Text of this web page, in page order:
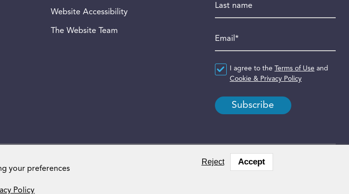
Website Accessibility
The Website Team
Agreement*
I agree to the Terms of Use and
Cookie & Privacy Policy
Science. All rights reserved
your preferences
Policy
Reject Accept